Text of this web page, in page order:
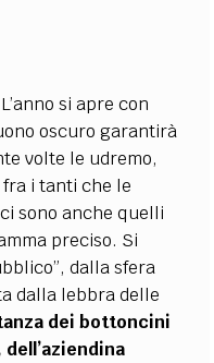
si apre con
oscuro garantirà
volte le udremo,
fra i tanti che le
sono anche quelli
preciso. Si
dalla sfera
dalla lebbra delle
dei bottoncini